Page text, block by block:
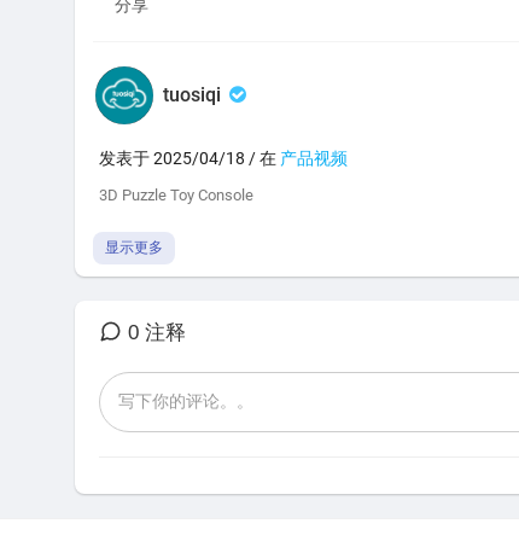
分享
tuosiqi
发表于 2025/04/18 / 在 产品视频
⁣⁣3D Puzzle Toy Console ⁣⁣
显示更多
0 注释